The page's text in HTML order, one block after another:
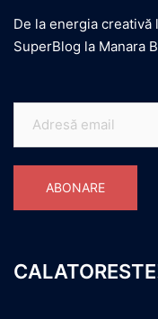
De la energia
SuperBlog la Manara
email
ABONARE